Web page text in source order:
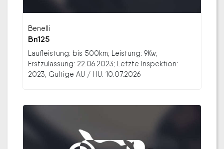
Benelli
Bn125
Laufleistung: bis 500km; Leistung: 9Kw;
Erstzulassung: 22.06.2023; Letzte Inspektion:
2023; Gültige AU / HU: 10.07.2026